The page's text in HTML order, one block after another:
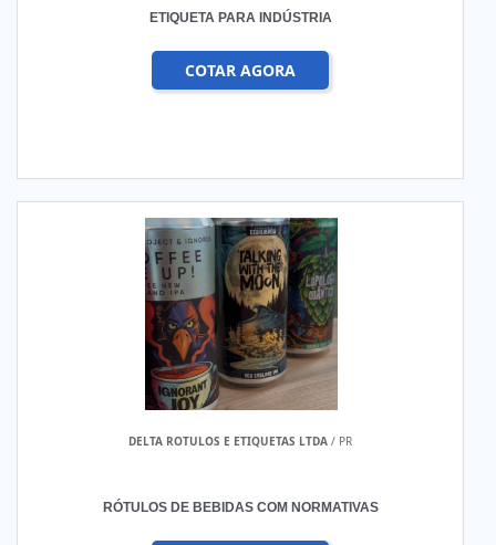
ETIQUETA PARA INDÚSTRIA
COTAR AGORA
DELTA ROTULOS E ETIQUETAS LTDA / PR
RÓTULOS DE BEBIDAS COM NORMATIVAS